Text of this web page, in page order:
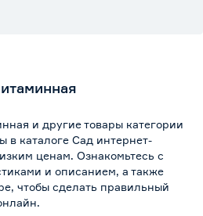
и другие товары категории
в каталоге Сад интернет-
ценам. Ознакомьтесь с
и описанием, а также
чтобы сделать правильный